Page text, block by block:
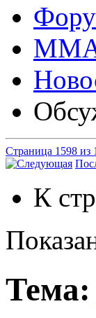
Страница 1598 из
К
Тема: